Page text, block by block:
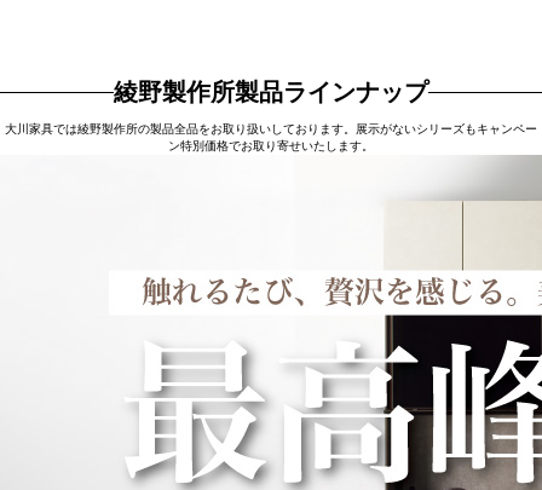
綾野製作所製品ラインナップ
大川家具では綾野製作所の製品全品をお取り扱いしております。展示がないシリーズもキャンペー
ン特別価格でお取り寄せいたします。